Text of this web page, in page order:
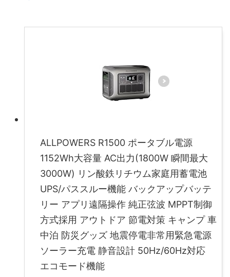
ALLPOWERS R1500 ポータブル電源
1152Wh大容量 AC出力(1800W 瞬間最大
3000W) リン酸鉄リチウム家庭用蓄電池
UPS/パススルー機能 バックアップバッテ
リー アプリ遠隔操作 純正弦波 MPPT制御
方式採用 アウトドア 節電対策 キャンプ 車
中泊 防災グッズ 地震停電非常用緊急電源
ソーラー充電 静音設計 50Hz/60Hz対応
エコモード機能